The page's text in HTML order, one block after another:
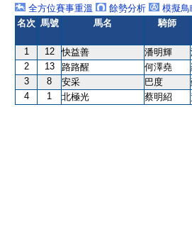
全方位賽事重溫
餘勢分析
模擬鳥
名次 馬號 馬名 騎師
1 12 快益善 潘明輝
2
13 路路醒 何澤堯
3
8 安采 巴度
4
1 北極光 蔡明紹